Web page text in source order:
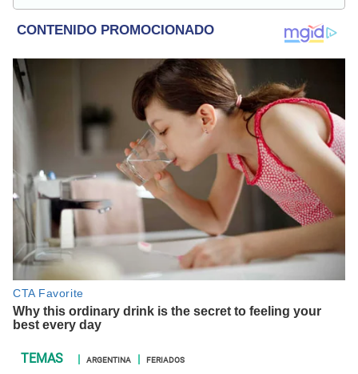
con política, fútbol peruano e internacional, economía,
coyuntura nacional y mundial.
ARGENTINA FERIADOS